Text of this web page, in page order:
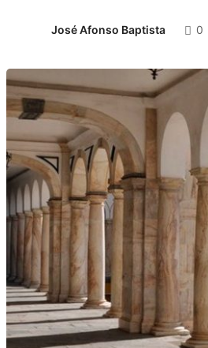
José Afonso Baptista 0